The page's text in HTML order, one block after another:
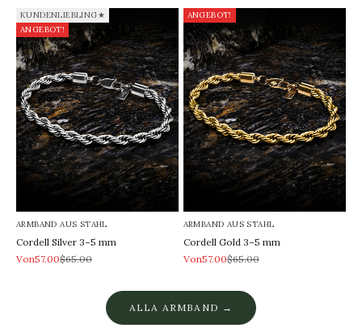
KUNDENLIEBLING★
ANGEBOT!
ARMBAND AUS STAHL
Cordell Silver 3–5 mm
REA-pris
Von57.00Pris
$65.00
ANGEBOT!
ARMBAND AUS STAHL
Cordell Gold 3–5 mm
REA-pris
Von57.00Pris
$65.00
ALLA ARMBAND →